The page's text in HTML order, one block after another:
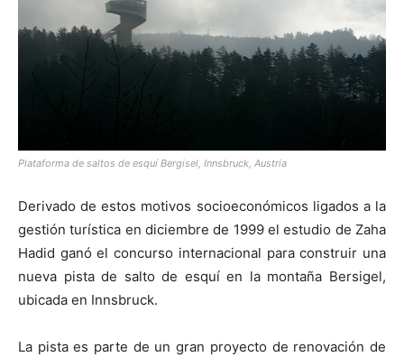
Plataforma de saltos de esquí Bergisel, Innsbruck, Austria
Derivado de estos motivos socioeconómicos ligados a la
gestión turística en diciembre de 1999 el estudio de Zaha
Hadid ganó el concurso internacional para construir una
nueva pista de salto de esquí en la montaña Bersigel,
ubicada en Innsbruck.
La pista es parte de un gran proyecto de renovación de